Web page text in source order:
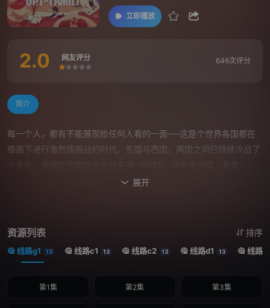
立即播放
2.0 网友评分
很差较差还行
推荐
力荐
646次评分
简介
每一个人，都有不能展现给任何人看的一面──这是个世界各国都在
檯面下进行激烈情报战的时代。东国与西国，两国之间已持续冷战了
被指派一项极机密任务，奉命接近威胁东西和平的危险人物，要刺探
斯蒙德儿子所就读的名校。」於是〈黄昏〉扮起精神科医生──洛伊
能力者，妻子‧约儿则是位暗杀者！由於利害一致，三人便互相隱瞒真
临时家庭──
 展开
资源列表 排序
线路g1 13 线路c1 13 线路c2 13 线路d1 13 线路
第1集 第2集 第3集